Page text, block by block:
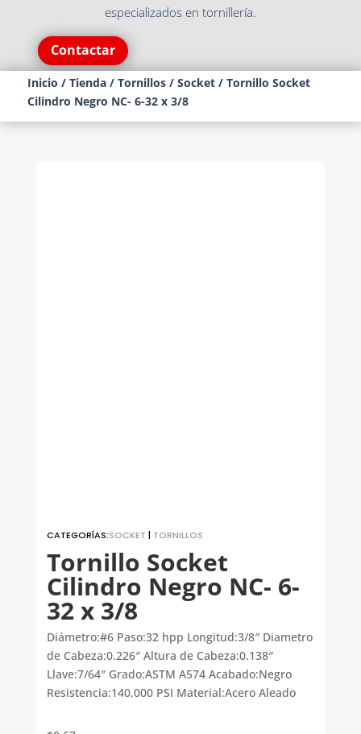
especializados en tornillería.
Contactar
Inicio / Tienda/ Tornillos/ Socket/ Tornillo Socket
Cilindro Negro NC- 6-32 x 3/8
CATEGORÍAS:SOCKET | TORNILLOS
Tornillo Socket
Cilindro Negro NC- 6-
32 x 3/8
Diámetro:#6 Paso:32 hpp Longitud:3/8″ Diametro
de Cabeza:0.226″ Altura de Cabeza:0.138″
Llave:7/64″ Grado:ASTM A574 Acabado:Negro
Resistencia:140,000 PSI Material:Acero Aleado